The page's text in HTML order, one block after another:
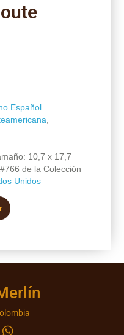
Español
10,7 x 17,7
de la Colección
Unidos